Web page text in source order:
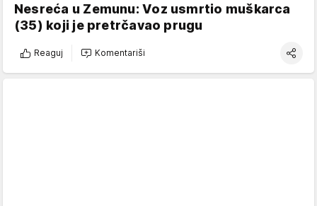
Nesreća u Zemunu: Voz usmrtio muškarca
(35) koji je pretrčavao prugu
Reaguj Komentariši